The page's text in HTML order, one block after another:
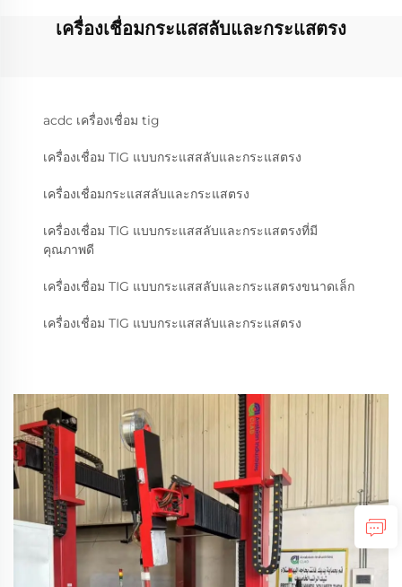
เครื่องเชื่อมกระแสสลับและกระแสตรง
acdc เครื่องเชื่อม tig
เครื่องเชื่อม TIG แบบกระแสสลับและกระแสตรง
เครื่องเชื่อมกระแสสลับและกระแสตรง
เครื่องเชื่อม TIG แบบกระแสสลับและกระแสตรงที่มี
คุณภาพดี
เครื่องเชื่อม TIG แบบกระแสสลับและกระแสตรงขนาดเล็ก
เครื่องเชื่อม TIG แบบกระแสสลับและกระแสตรง